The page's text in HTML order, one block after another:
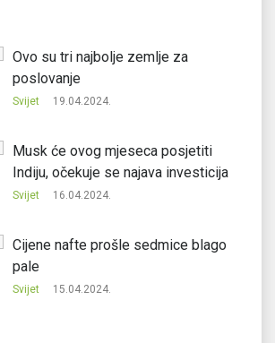
Ovo su tri najbolje zemlje za
poslovanje
Svijet 19.04.2024.
Musk će ovog mjeseca posjetiti
Indiju, očekuje se najava investicija
Svijet 16.04.2024.
Cijene nafte prošle sedmice blago
pale
Svijet 15.04.2024.